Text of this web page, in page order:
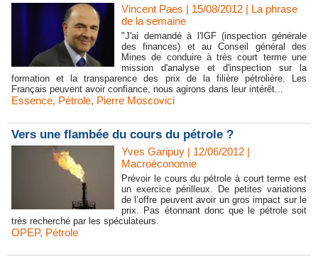
Vincent Paes | 15/08/2012 | La phrase
de la semaine
"J'ai demandé à l'IGF (inspection générale
des finances) et au Conseil général des
Mines de conduire à très court terme une
mission d'analyse et d'inspection sur la
formation et la transparence des prix de la filière pétrolière. Les
Français peuvent avoir confiance, nous agirons dans leur intérêt...
Essence, Pétrole, Pierre Moscovici
Vers une flambée du cours du pétrole ?
Yves Garipuy | 12/06/2012 |
Macroéconomie
Prévoir le cours du pétrole à court terme est
un exercice périlleux. De petites variations
de l’offre peuvent avoir un gros impact sur le
prix. Pas étonnant donc que le pétrole soit
très recherché par les spéculateurs.
OPEP, Pétrole